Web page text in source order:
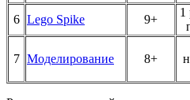
6 Lego Spike 9+
1
7 Моделирование 8+